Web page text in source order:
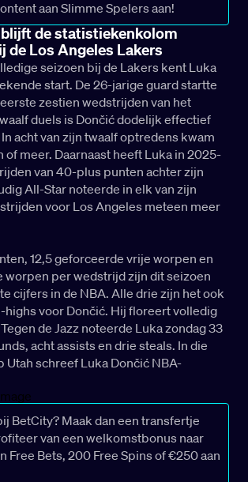
aan Slimme Spelers aan!
de statistiekenkolom
de Los Angeles Lakers
seizoen bij de Lakers kent Luka
start. De 26-jarige guard startte
zestien wedstrijden van het
duels is Dončić dodelijk effectief
acht van zijn twaalf optredens kwam
of meer. Daarnaast heeft Luka in 2025-
van 40-plus punten achter zijn
All-Star noteerde in elk van zijn
voor Los Angeles meteen meer
12,5 geforceerde vrije worpen en
worpen per wedstrijd zijn dit seizoen
cijfers in de NBA. Alle drie zijn het ook
highs voor Dončić. Hij floreert volledig
de Jazz noteerde Luka zondag 33
acht assists en drie steals. In die
Utah schreef Luka Dončić NBA-
BetCity? Maak dan een transfertje
van een welkomstbonus naar
Free Bets, 200 Free Spins of €250 aan